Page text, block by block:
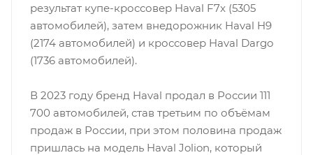
результат купе-кроссовер Haval F7x (5305
автомобилей), затем внедорожник Haval H9
(2174 автомобилей) и кроссовер Haval Dargo
(1736 автомобилей).
В 2023 году бренд Haval продал в России 111
700 автомобилей, став третьим по объёмам
продаж в России, при этом половина продаж
пришлась на модель Haval Jolion, который